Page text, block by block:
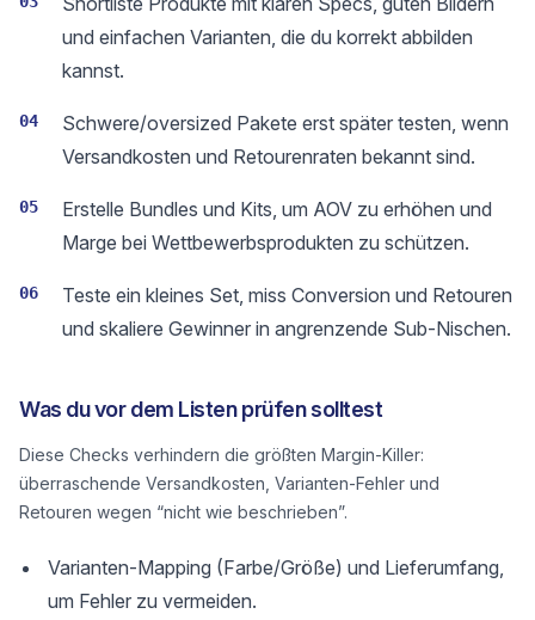
und einfachen Varianten, die du korrekt abbilden
kannst.
04
Schwere/oversized Pakete erst später testen, wenn
Versandkosten und Retourenraten bekannt sind.
05
Erstelle Bundles und Kits, um AOV zu erhöhen und
Marge bei Wettbewerbsprodukten zu schützen.
06
Teste ein kleines Set, miss Conversion und Retouren
und skaliere Gewinner in angrenzende Sub-Nischen.
Was du vor dem Listen prüfen solltest
Diese Checks verhindern die größten Margin-Killer:
überraschende Versandkosten, Varianten-Fehler und
Retouren wegen “nicht wie beschrieben”.
Varianten-Mapping (Farbe/Größe) und Lieferumfang,
um Fehler zu vermeiden.